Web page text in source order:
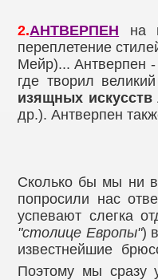
2.АНТВЕРПЕН на
переплетение
Мейр)... Антверпен
где творил
изящных искусств
др.). Антверпен
Сколько бы мы ни
попросили нас
успевают слегка
"столице Европы")
известнейшие
Поэтому мы сразу